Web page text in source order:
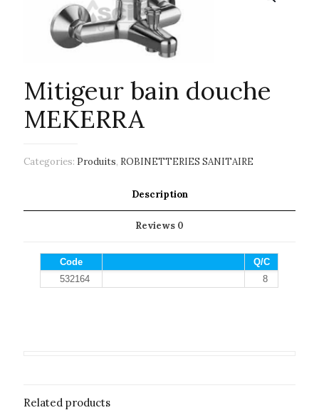
Mitigeur bain douche
MEKERRA
Categories: Produits, ROBINETTERIES SANITAIRE
Description
Reviews 0
Code
Q/C
532164
8
Related products